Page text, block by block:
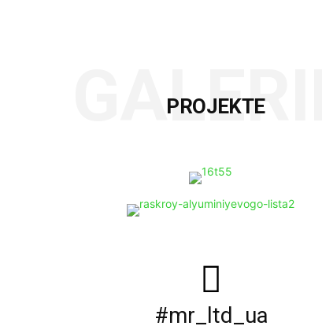
PROJEKTE
GALERIE
#mr_ltd_ua